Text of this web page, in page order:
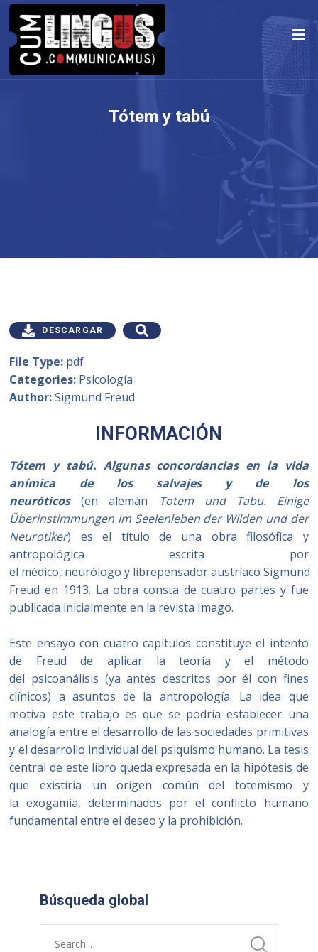
Tótem y tabú
INFORMACIÓN
Tótem y tabú. Algunas concordancias en la vida
anímica de los salvajes y de los
neuróticos(en alemán
Totem und Tabu. Einige
Überinstimmungen im Seelenleben der Wilden und der
Neurotiker) es el título de una obra filosófica y
antropológica escrita por
el médico, neurólogo y librepensador austríaco Sigmund
Freud en 1913. La obra consta de cuatro partes y fue
publicada inicialmente en la revista Imago.
Este ensayo con cuatro capítulos constituye el intento
de Freud de aplicar la teoría y el método
del psicoanálisis (ya antes descritos por él con fines
clínicos) a asuntos de la antropología. La idea que
motiva este trabajo es que se podría establecer una
analogía entre el desarrollo de las sociedades primitivas
y el desarrollo individual del psiquismo humano. La tesis
central de este libro queda expresada en la hipótesis de
que existiría un origen común del totemismo y
la exogamia, determinados por el conflicto humano
fundamental entre el deseo y la prohibición.
DESCARGAR
File Type: pdf
Categories: Psicología
Author:Sigmund Freud
Búsqueda global